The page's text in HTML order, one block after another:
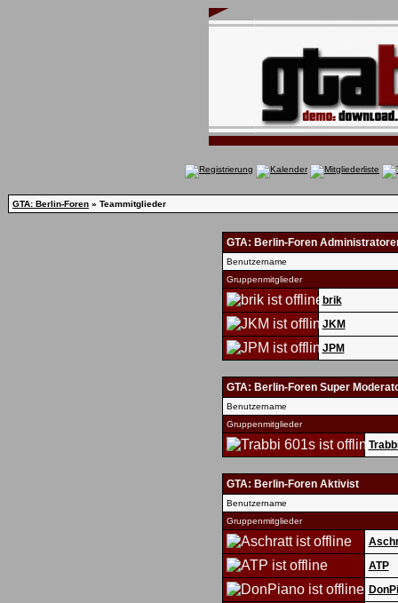
GTA: Berlin-Foren » Teammitglieder
GTA: Berlin-Foren
Benutzername
Gruppenmitglieder
brik
JKM
JPM
GTA: Berlin-Foren Super
Benutzername
Gruppenmitglieder
GTA: Berlin-Foren Aktivist
Benutzername
Gruppenmitglieder
ATP